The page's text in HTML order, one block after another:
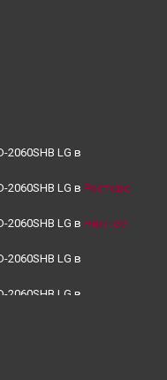
LG в
LG в Ростове-
LG в Нижнем
LG в
LG в
LG в
LG в